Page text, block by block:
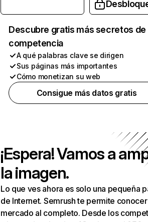
Descubre gratis más secretos de
competencia
A qué palabras clave se dirigen
Sus páginas más importantes
Cómo monetizan su web
Consigue más datos gratis
¡Espera! Vamos a
la imagen.
Lo que ves ahora es solo una pequeña
de Internet. Semrush te permite
mercado al completo. Desde los